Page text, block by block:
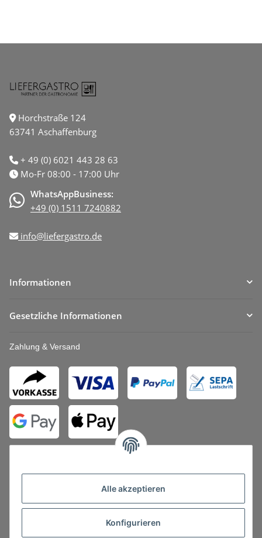
Alle akzeptieren
Konfigurieren
Horchstraße 124
63741 Aschaffenburg
+ 49 (0) 6021 443 28 63
Mo-Fr 08:00 - 17:00 Uhr
WhatsAppBusiness:
+49 (0) 1511 7240882
info@liefergastro.de
Informationen
Gesetzliche Informationen
Zahlung & Versand
Vertrag widerrufen